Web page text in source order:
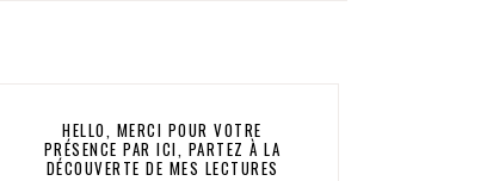
HELLO, MERCI POUR VOTRE
PRÉSENCE PAR ICI, PARTEZ À LA
DÉCOUVERTE DE MES LECTURES